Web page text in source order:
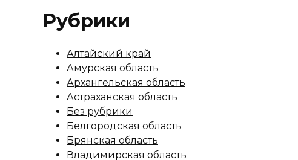
Рубрики
Алтайский край
Амурская область
Архангельская область
Астраханская область
Без рубрики
Белгородская область
Брянская область
Владимирская область